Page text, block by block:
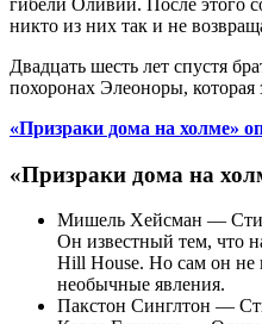
гибели Оливии. После этого
никто из них так и не
Двадцать шесть лет спустя
похоронах Элеоноры, которая
«Призраки дома на холме»
«Призраки дома на
Мишель Хейсман —
Он известный тем, что
Hill House. Но сам он не
необычные явления.
Пакстон Синглтон —